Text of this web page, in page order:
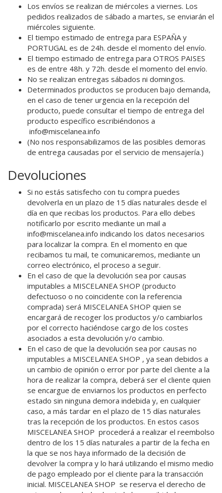
Los envíos se realizan de miércoles a viernes. Los
pedidos realizados de sábado a martes, se enviarán el
miércoles siguiente.
El tiempo estimado de entrega para ESPAÑA y
PORTUGAL es de 24h. desde el momento del envío.
El tiempo estimado de entrega para OTROS PAISES
es de entre 48h. y 72h. desde el momento del envío.
No se realizan entregas sábados ni domingos.
Determinados productos se producen bajo demanda,
en el caso de tener urgencia en la recepción del
producto, puede consultar el tiempo de entrega del
producto específico escribiéndonos a
info@miscelanea.info
(No nos responsabilizamos de las posibles demoras
de entrega causadas por el servicio de mensajería.)
Devoluciones
Si no estás satisfecho con tu compra puedes
devolverla en un plazo de 15 días naturales desde el
día en que recibas los productos. Para ello debes
notificarlo por escrito mediante un mail a
info@miscelanea.info indicando los datos necesarios
para localizar la compra. En el momento en que
recibamos tu mail, te comunicaremos, mediante un
correo electrónico, el proceso a seguir.
En el caso de que la devolución sea por causas
imputables a MISCELANEA SHOP (producto
defectuoso o no coincidente con la referencia
comprada) será MISCELANEA SHOP quien se
encargará de recoger los productos y/o cambiarlos
por el correcto haciéndose cargo de los costes
asociados a esta devolución y/o cambio.
En el caso de que la devolución sea por causas no
imputables a MISCELANEA SHOP , ya sean debidos a
un cambio de opinión o error por parte del cliente a la
hora de realizar la compra, deberá ser el cliente quien
se encargue de enviarnos los productos en perfecto
estado sin ninguna demora indebida y, en cualquier
caso, a más tardar en el plazo de 15 días naturales
tras la recepción de los productos. En estos casos
MISCELANEA SHOP procederá a realizar el reembolso
dentro de los 15 días naturales a partir de la fecha en
la que se nos haya informado de la decisión de
devolver la compra y lo hará utilizando el mismo medio
de pago empleado por el cliente para la transacción
inicial. MISCELANEA SHOP se reserva el derecho de